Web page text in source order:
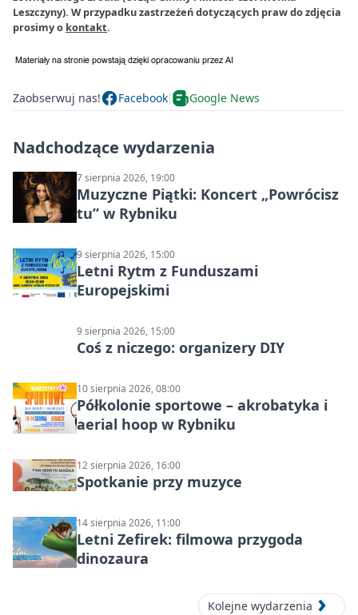
Leszczyny). W przypadku zastrzeżeń dotyczących praw do zdjęcia
prosimy o kontakt.
Zaobserwuj nas! Facebook Google News
Nadchodzące wydarzenia
7 sierpnia 2026, 19:00
Muzyczne Piątki: Koncert „Powrócisz
tu” w Rybniku
9 sierpnia 2026, 15:00
Letni Rytm z Funduszami
Europejskimi
9 sierpnia 2026, 15:00
Coś z niczego: organizery DIY
10 sierpnia 2026, 08:00
Półkolonie sportowe – akrobatyka i
aerial hoop w Rybniku
12 sierpnia 2026, 16:00
Spotkanie przy muzyce
14 sierpnia 2026, 11:00
Letni Zefirek: filmowa przygoda
dinozaura
Kolejne wydarzenia